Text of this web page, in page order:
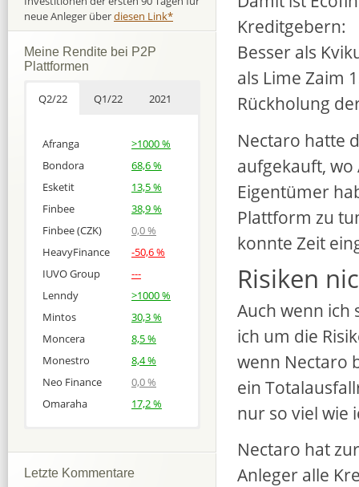
Kreditgebern:
Besser als
als Lime Zaim
Rückholung
Nectaro hatte
aufgekauft,
Eigentümer
Plattform zu
konnte Zeit
Risiken
Auch wenn ich
ich um die
wenn Nectaro
ein
nur so viel wie
Nectaro hat
Anleger alle
neue Anleger überdiesen Link*
Meine Rendite bei P2P
Plattformen
Q2/22 Q1/22 2021
Afranga
>1000 %
Bondora
68,6 %
Esketit
13,5 %
Finbee
38,9 %
Finbee (CZK)
0,0 %
HeavyFinance
-50,6 %
IUVO Group
---
Lenndy
>1000 %
Mintos
30,3 %
Moncera
8,5 %
Monestro
8,4 %
Neo Finance
0,0 %
Omaraha
17,2 %
Bondora
Bondora
Letzte Kommentare